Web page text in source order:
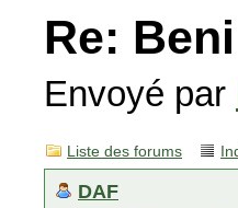
Re:
Envoyé par
Liste des forums
DAF